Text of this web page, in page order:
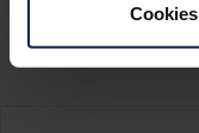
Ces